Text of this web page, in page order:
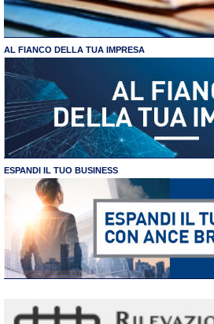
AL FIANCO DELLA TUA IMPRESA
ESPANDI IL TUO BUSINESS